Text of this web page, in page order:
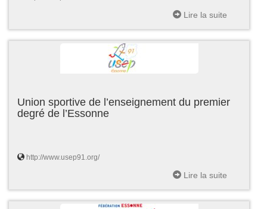
Lire la suite
Union sportive de l’enseignement du premier
degré de l’Essonne
http://www.usep91.org/
Lire la suite